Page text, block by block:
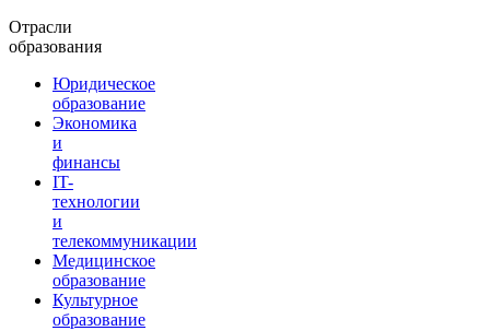
Отрасли
образования
Юридическое
образование
Экономика
и
финансы
IT-
технологии
и
телекоммуникации
Медицинское
образование
Культурное
образование